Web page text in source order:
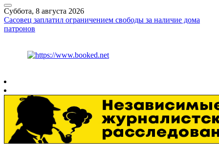
Суббота, 8 августа 2026
Сасовец заплатил ограничением свободы за наличие дома
патронов